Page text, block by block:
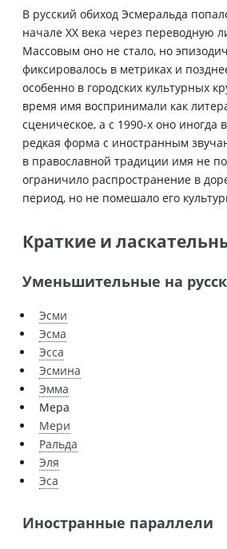
В русский обиход Эсмеральда
начале XX века через переводную
Массовым оно не стало, но
фиксировалось в метриках и
особенно в городских культурных
время имя воспринимали как
сценическое, а с 1990-х оно иногда
редкая форма с иностранным
в православной традиции имя не
ограничило распространение в
период, но не помешало его
Краткие и
Уменьшительные на
Эсми
Эсма
Эсса
Эсмина
Эмма
Мера
Мери
Ральда
Эля
Эса
Иностранные параллели